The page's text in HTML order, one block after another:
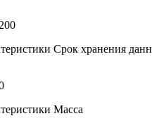
Срок хранения
Масса